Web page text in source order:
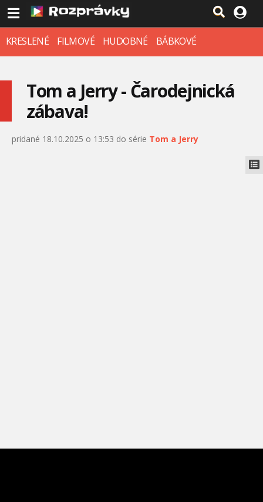
KRESLENÉ FILMOVÉ HUDOBNÉ BÁBKOVÉ
Tom a Jerry - Čarodejnická
zábava!
pridané 18.10.2025 o 13:53 do série Tom a Jerry